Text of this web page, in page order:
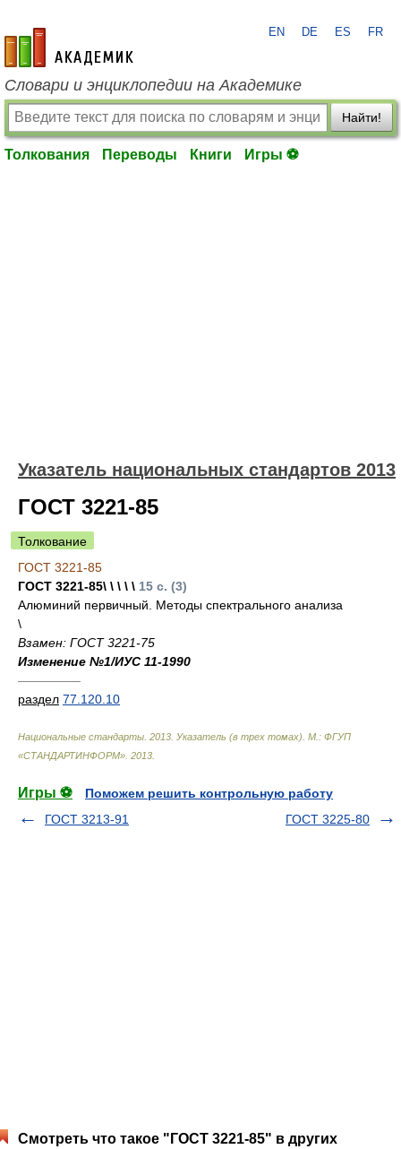
academic.ru
EN DE ES FR
Словари и энциклопедии на Академике
Найти!
Толкования Переводы Книги Игры ⚽
Указатель национальных стандартов 2013
ГОСТ 3221-85
Толкование
ГОСТ 3221-85
ГОСТ 3221-85\ \ \ \ \ 15 с. (3)
Алюминий первичный. Методы спектрального анализа
\
Взамен: ГОСТ 3221-75
Изменение №1/ИУС 11-1990
—————
раздел 77.120.10
Национальные стандарты. 2013. Указатель (в трех томах). М.: ФГУП
«СТАНДАРТИНФОРМ» 2013
Игры ⚽
Поможем решить контрольную работу
ГОСТ 3213-91
ГОСТ 3225-80
Смотреть что такое "ГОСТ 3221-85" в других